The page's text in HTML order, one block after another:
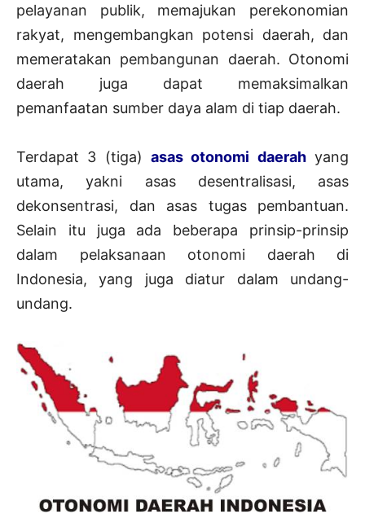
pelayanan publik, memajukan perekonomian
rakyat, mengembangkan potensi daerah, dan
memeratakan pembangunan daerah. Otonomi
daerah juga dapat memaksimalkan
pemanfaatan sumber daya alam di tiap daerah.
Terdapat 3 (tiga) asas otonomi daerahyang
utama, yakni asas desentralisasi, asas
dekonsentrasi, dan asas tugas pembantuan.
Selain itu juga ada beberapa prinsip-prinsip
dalam pelaksanaan otonomi daerah di
Indonesia, yang juga diatur dalam undang-
undang.